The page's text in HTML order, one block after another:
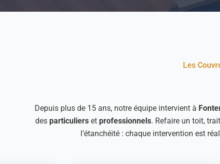
Les
Depuis plus de 15 ans, notre équipe intervient à
desparticuliers etprofessionnels. Refaire un toit,
l’étanchéité : chaque intervention est